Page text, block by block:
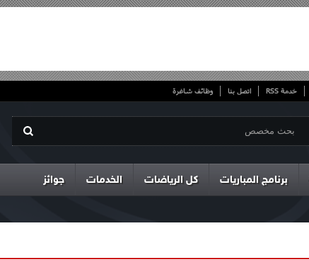
خدمة RSS اتصل بنا وظائف شاغرة
برنامج المباريات كل الرياضات الخدمات جوائز